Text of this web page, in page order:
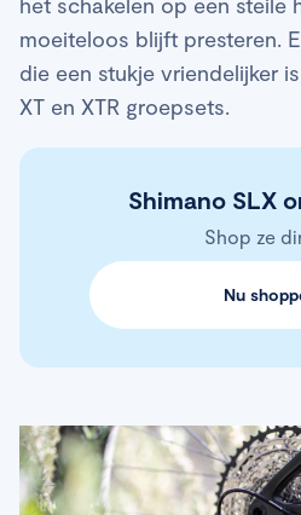
moeiteloos blijft presteren.
die een stukje vriendelijker
XT en XTR groepsets.
Shimano SLX
Shop ze
Nu